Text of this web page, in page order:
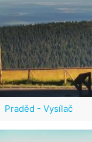
Praděd - Vysílač